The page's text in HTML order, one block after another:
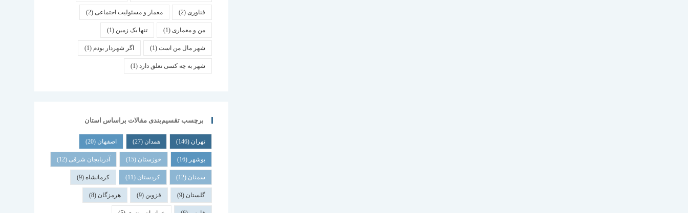
فناوری(2) معمار و مسئولیت اجتماعی(2)
من و معماری(1) تنها یک زمین (1)
شهر مال من است(1) اگر شهردار بودم (1)
شهر به چه کسی تعلق دارد(1)
برچسب تقسیم‌بندی مقالات براساس استان
تهران (146) همدان (27) اصفهان (20)
بوشهر (16) خوزستان (15) آذربایجان شرقی (12)
سمنان (12) کردستان (11) کرمانشاه(9)
گلستان (9) قزوین (9) هرمزگان (8)